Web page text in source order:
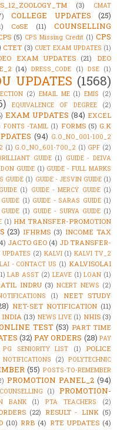
(3)
CMAT
COLLEGE UPDATES (25)
CoSE (11)
COUNSELLING
(5) CPS Missing Credit (1) CPS
CTET (3) CUET EXAM UPDATES (1)
EXAM UPDATES (21)
DEO
(14) DRESS_CODE (1) DSE (1)
UPDATES (1568)
(2) EMAIL ME (1) EMIS (2)
EQUIVALENCE OF DEGREE (2)
EXAM UPDATES (84) EXCEL
FONTS -TAMIL (1) FORMS (5) G.K
(94) G.O_NO_001-100_2
(1) G.O_NO_601-700_2 (1) GPF (2)
GUIDE (1) GUIDE - DEIVA
GUIDE (1) GUIDE - FULL MARKS
GUIDE (1) GUIDE - JESVIN GUIDE (1)
(1) GUIDE - MERCY GUIDE (1)
(1) GUIDE - SARAS GUIDE (1)
(1) GUIDE - SURYA GUIDE (1)
(1) HM TRANSFER-PROMOTION
(23) IFHRMS (3) INCOME TAX
JACTO GEO (4) JD TRANSFER-
UPDATES (2) KALVI (1) KALVI TV_2
- CONTACT US (1) KALVISOLAI
LAB ASST (2) LEAVE (1) LOAN (1)
INDRU (3) NCERT NEWS (2)
(1)
NEET STUDY
NET-SET NOTIFICATION (11)
INDIA (13) NEWS LIVE (1) NHIS (3)
TEST (53) PART TIME
(32) PAY ORDERS (28) PAY
PG SENIORITY LIST (1)
POLICE
(2) POLYTECHNIC
(55) POSTS-TO-REMEMBER
PROMOTION PANEL_2 (94)
(1)
PROMOTION-
BANK (1) PTA TEACHERS
(2)
(22) RESULT - LINK (5)
(10) RRB (4) RTE UPDATES (4)